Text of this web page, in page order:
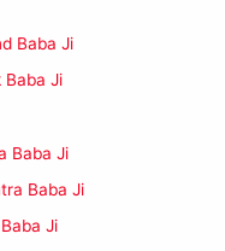
Baba Ji
Baba Ji
Baba Ji
Baba Ji
Ji